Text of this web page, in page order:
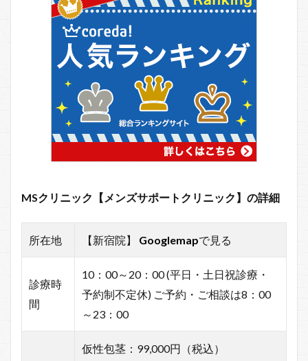
MSクリニック【メンズサポートクリニック】の詳細
所在地 【新宿院】 Googlemapで見る
診療時
間
10：00～20：00 (平日・土日祝診療・
予約制不定休) ご予約・ご相談は8：00
～23：00
仮性包茎：99,000円（税込）